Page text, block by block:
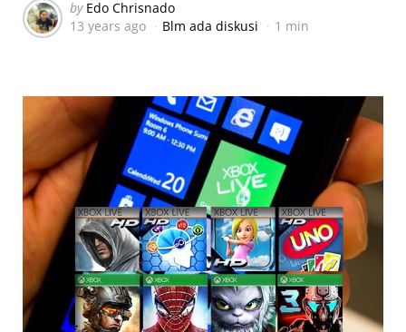
Posted
by
by Edo Chrisnado
13 years ago
Blm ada diskusi 1 min